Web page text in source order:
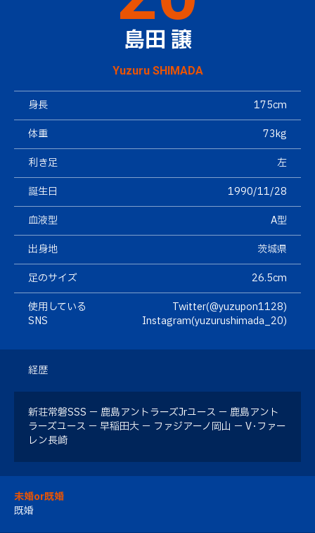
島田 譲
Yuzuru SHIMADA
身長
175cm
体重
73kg
利き足
左
誕生日
1990/11/28
血液型
A型
出身地
茨城県
足のサイズ
26.5cm
使用している
SNS
Twitter(@yuzupon1128)
Instagram(yuzurushimada_20)
経歴
新荘常磐SSS － 鹿島アントラーズJrユース － 鹿島アント
ラーズユース － 早稲田大 － ファジアーノ岡山 － V･ファー
レン長崎
未婚or既婚
既婚